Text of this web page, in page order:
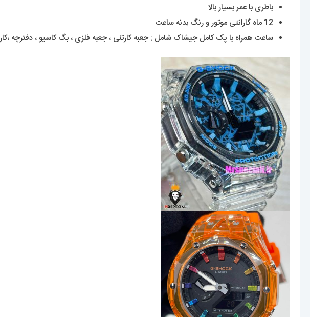
باطری با عمر بسیار بالا
12 ماه گارانتی موتور و رنگ بدنه ساعت
ساعت همراه با پک کامل جیشاک شامل : جعبه کارتنی ، جعبه فلزی ، بگ کاسیو ، دفترچه